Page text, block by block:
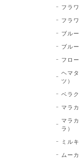
フラ
フラ
ブル
ブル
フロ
ヘマ
ツ）
ベラ
マラ
マラ
ラ）
ミル
ムー